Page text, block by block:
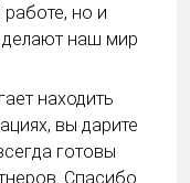
но и
наш мир
находить
вы дарите
готовы
Спасибо